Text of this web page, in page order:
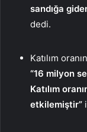
sandığa
dedi.
Katılım
“16 milyon
Katılım
etkilemiştir”